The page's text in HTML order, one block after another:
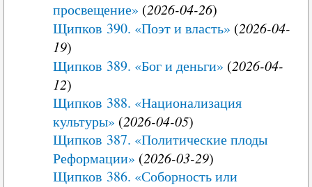
просвещение» (2026-04-26)
Щипков 390. «Поэт и власть» (2026-04-
19)
Щипков 389. «Бог и деньги» (2026-04-
12)
Щипков 388. «Национализация
культуры» (2026-04-05)
Щипков 387. «Политические плоды
Реформации» (2026-03-29)
Щипков 386. «Соборность или